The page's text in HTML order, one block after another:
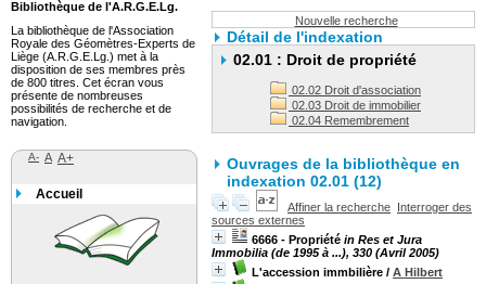
Nouvelle recherche
Détail de l'indexation
02.01 : Droit de propriété
02.02 Droit d'association
02.03 Droit de immobilier
02.04 Remembrement
Ouvrages de la bibliothèque en
indexation 02.01 (12)
Affiner la recherche Interroger des
sources externes
6666 - Propriété in Res et Jura
Immobilia (de 1995 à ...), 330 (Avril 2005)
L'accession immbilière / A Hilbert
Bibliothèque de l'A.R.G.E.Lg.
La bibliothèque de l'Association
Royale des Géomètres-Experts de
Liège (A.R.G.E.Lg.) met à la
disposition de ses membres près
de 800 titres. Cet écran vous
présente de nombreuses
possibilités de recherche et de
navigation.
A- A A+
Accueil